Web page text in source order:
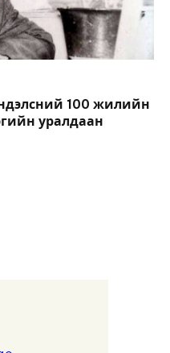
100 жилийн
уралдаан